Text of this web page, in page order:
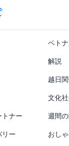
tiếng Nhật
ベト
解説
越日
文化
トナー 週間
リー おし